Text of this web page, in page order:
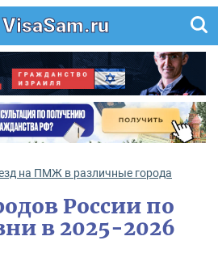
VisaSam.ru
на ПМЖ в различные города
России по
в 2025-2026